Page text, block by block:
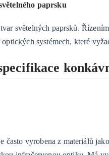
paprsku
světelných paprsků.
systémech, které
často vyrobena z materiálů